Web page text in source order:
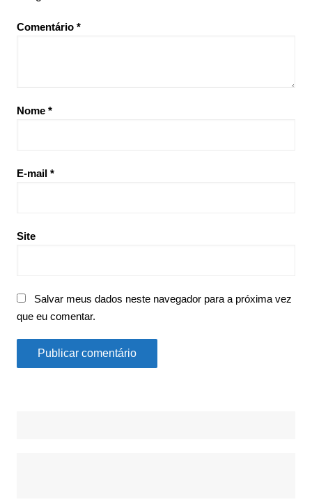
Comentário *
Nome *
E-mail *
Site
Salvar meus dados neste navegador para a próxima vez
que eu comentar.